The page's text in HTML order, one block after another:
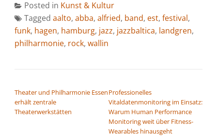
Posted in Kunst & Kultur
Tagged aalto, abba, alfried, band, est, festival,
funk, hagen, hamburg, jazz, jazzbaltica, landgren,
philharmonie, rock, wallin
Theater und Philharmonie Essen
erhält zentrale
Theaterwerkstätten
Professionelles
Vitaldatenmonitoring im Einsatz:
Warum Human Performance
Monitoring weit über Fitness-
Wearables hinausgeht